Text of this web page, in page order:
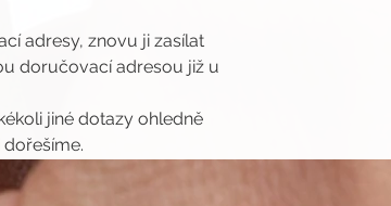
adresy, znovu ji zasílat
doručovací adresou již u
jiné dotazy ohledně
dořešíme.